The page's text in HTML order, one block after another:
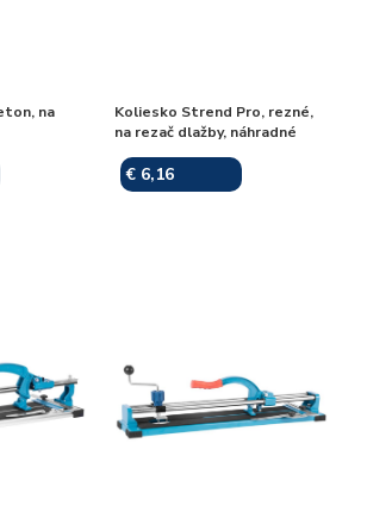
na
Koliesko Strend Pro, rezné,
na rezač dlažby, náhradné
€ 6,16